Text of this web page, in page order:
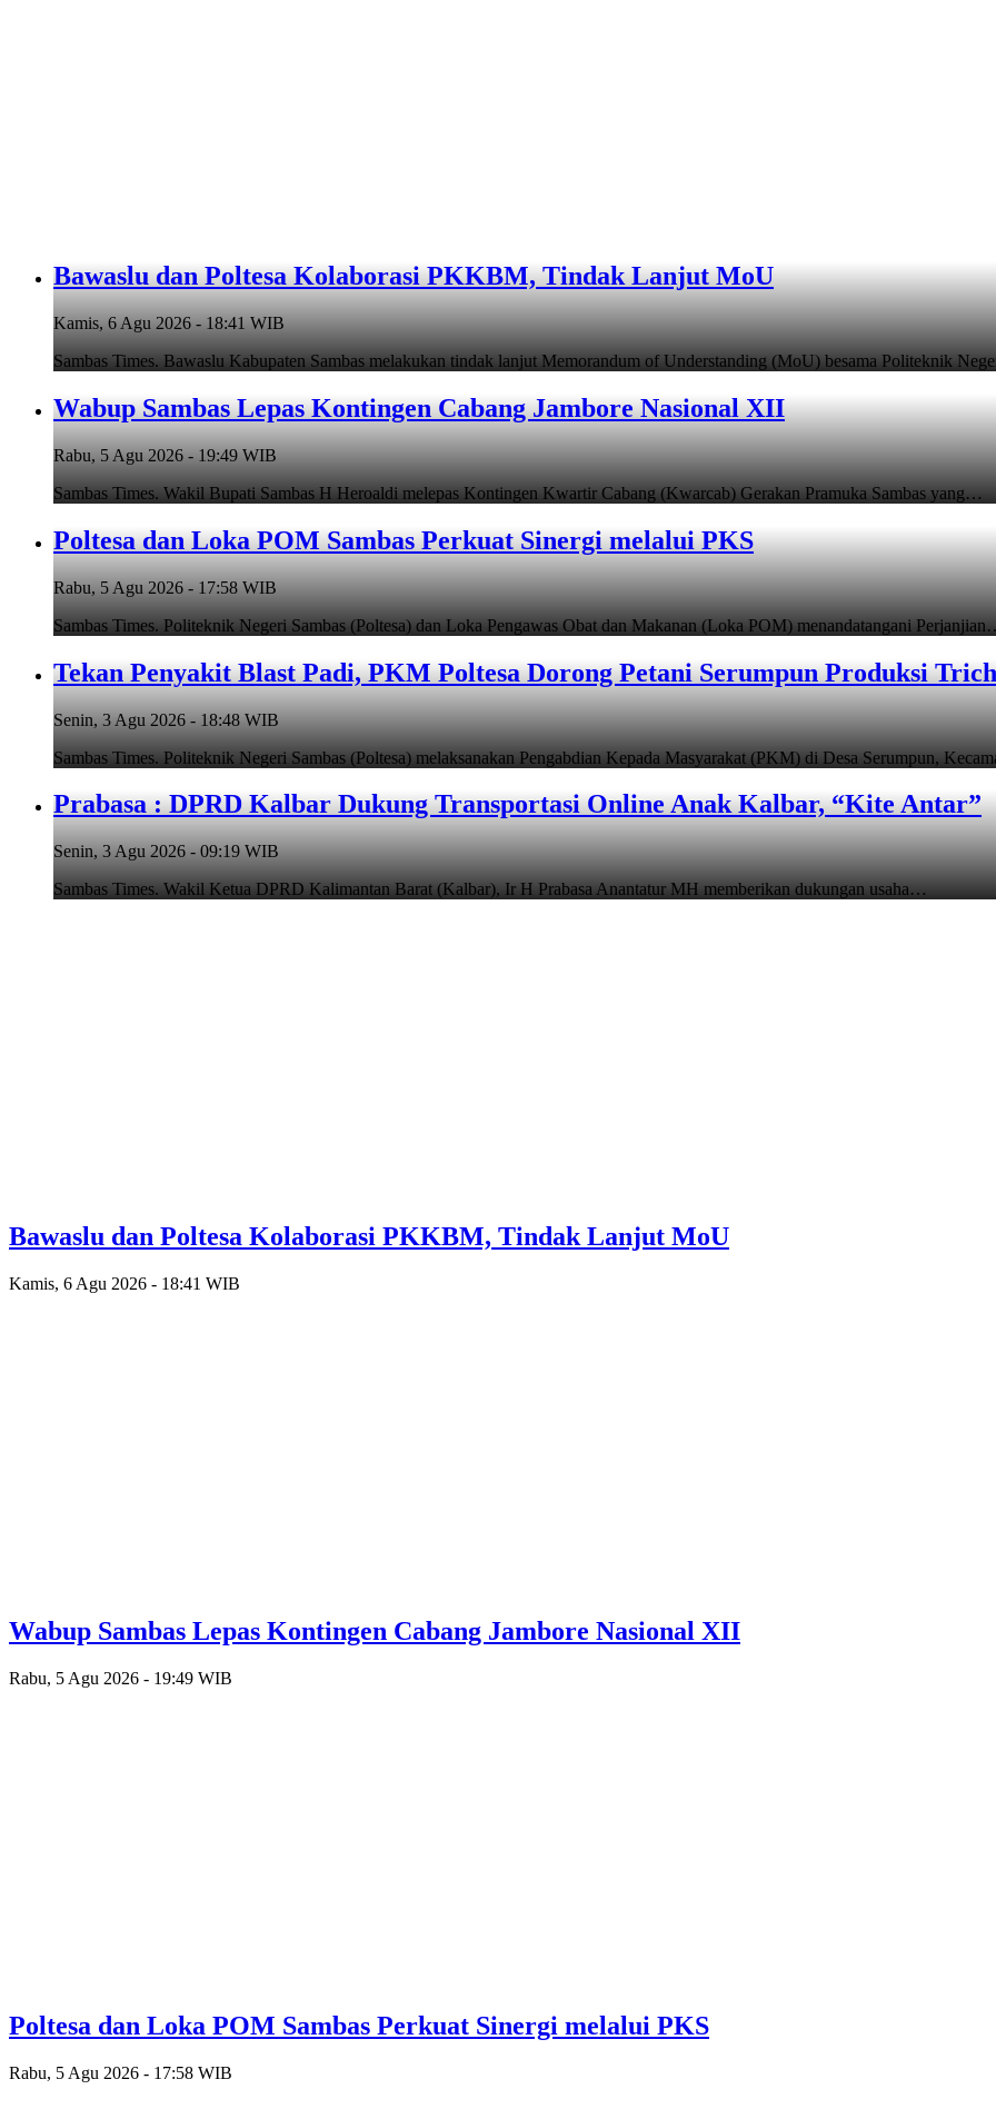
Bawaslu dan Poltesa Kolaborasi PKKBM, Tindak Lanjut MoU
Kamis, 6 Agu 2026 - 18:41 WIB
Sambas Times. Bawaslu Kabupaten Sambas melakukan tindak lanjut Memorandum of Understanding (MoU) besama Politeknik
Wabup Sambas Lepas Kontingen Cabang Jambore Nasional XII
Rabu, 5 Agu 2026 - 19:49 WIB
Sambas Times. Wakil Bupati Sambas H Heroaldi melepas Kontingen Kwartir Cabang (Kwarcab) Gerakan Pramuka Sambas yang…
Poltesa dan Loka POM Sambas Perkuat Sinergi melalui PKS
Rabu, 5 Agu 2026 - 17:58 WIB
Sambas Times. Politeknik Negeri Sambas (Poltesa) dan Loka Pengawas Obat dan Makanan (Loka POM) menandatangani
Tekan Penyakit Blast Padi, PKM Poltesa Dorong Petani Serumpun Produksi
Senin, 3 Agu 2026 - 18:48 WIB
Sambas Times. Politeknik Negeri Sambas (Poltesa) melaksanakan Pengabdian Kepada Masyarakat (PKM) di Desa Serumpun,
Prabasa : DPRD Kalbar Dukung Transportasi Online Anak Kalbar, “Kite Antar”
Senin, 3 Agu 2026 - 09:19 WIB
Sambas Times. Wakil Ketua DPRD Kalimantan Barat (Kalbar), Ir H Prabasa Anantatur MH memberikan dukungan usaha…
Bawaslu dan Poltesa Kolaborasi PKKBM, Tindak Lanjut MoU
Kamis, 6 Agu 2026 - 18:41 WIB
Wabup Sambas Lepas Kontingen Cabang Jambore Nasional XII
Rabu, 5 Agu 2026 - 19:49 WIB
Poltesa dan Loka POM Sambas Perkuat Sinergi melalui PKS
Rabu, 5 Agu 2026 - 17:58 WIB